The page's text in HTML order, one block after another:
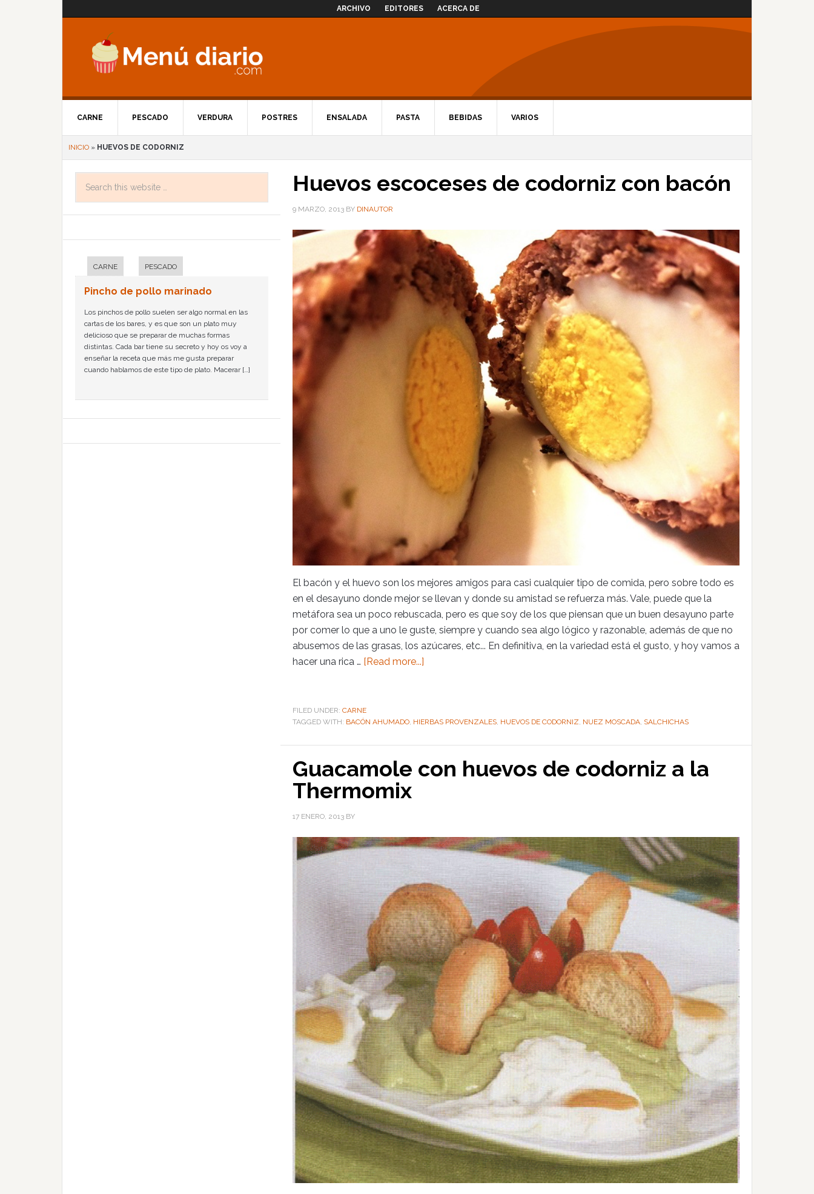
ARCHIVO EDITORES ACERCA DE
CARNE PESCADO VERDURA POSTRES ENSALADA PASTA BEBIDAS VARIOS
INICIO » HUEVOS DE CODORNIZ
Huevos escoceses de codorniz con bacón
9 MARZO, 2013 BY DINAUTOR
El bacón y el huevo son los mejores amigos para casi cualquier tipo de comida, pero sobre todo es
en el desayuno donde mejor se llevan y donde su amistad se refuerza más. Vale, puede que la
metáfora sea un poco rebuscada, pero es que soy de los que piensan que un buen desayuno parte
por comer lo que a uno le guste, siempre y cuando sea algo lógico y razonable, además de que no
abusemos de las grasas, los azúcares, etc... En definitiva, en la variedad está el gusto, y hoy vamos a
hacer una rica … [Read more...]
FILED UNDER: CARNE
TAGGED WITH: BACÓN AHUMADO HIERBAS PROVENZALES HUEVOS DE CODORNIZ NUEZ MOSCADA SALCHICHAS
Guacamole con huevos de codorniz a la
Thermomix
17 ENERO, 2013 BY
CARNE PESCADO
Pincho de pollo marinado
Los pinchos de pollo suelen ser algo normal en las
cartas de los bares, y es que son un plato muy
delicioso que se preparar de muchas formas
distintas. Cada bar tiene su secreto y hoy os voy a
enseñar la receta que más me gusta preparar
cuando hablamos de este tipo de plato. Macerar […]